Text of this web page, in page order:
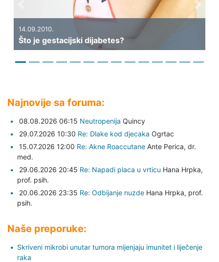
14.09.2010.
Što je gestacijski dijabetes?
Najnovije sa foruma:
08.08.2026 06:15 Neutropenija Quincy
29.07.2026 10:30 Re: Dlake kod djecaka Ogrtac
15.07.2026 12:00 Re: Akne Roaccutane Ante Perica, dr.
med.
29.06.2026 20:45 Re: Napadi placa u vrticu Hana Hrpka,
prof. psih.
20.06.2026 23:35 Re: Odbijanje nuzde Hana Hrpka, prof.
psih.
Naše preporuke:
Skriveni mikrobi unutar tumora mijenjaju imunitet i liječenje
raka